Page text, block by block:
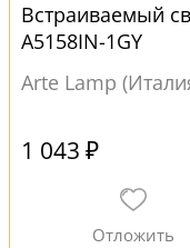
Встраиваемый
A5158IN-1GY
Arte Lamp
1 043 ₽